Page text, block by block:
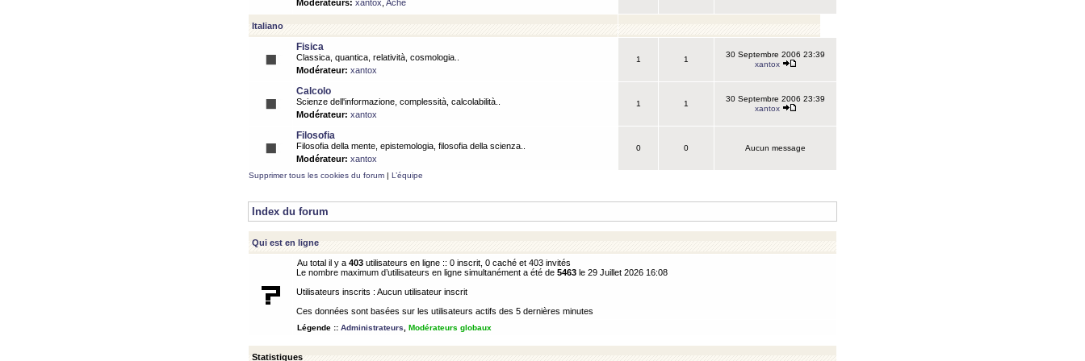
Modérateurs: xantox Ache
Italiano
Fisica
Classica, quantica, relatività, cosmologia..
Modérateur: xantox
1 1
30 Septembre 2006 23:39
xantox
Calcolo
Scienze dell'informazione, complessità, calcolabilità..
Modérateur: xantox
1 1
30 Septembre 2006 23:39
xantox
Filosofia
Filosofia della mente, epistemologia, filosofia della scienza..
Modérateur: xantox
0 0 Aucun message
Supprimer tous les cookies du forum | L’équipe
Index du forum
Qui est en ligne
Au total il y a 403 utilisateurs en ligne :: 0 inscrit, 0 caché et 403 invités
Le nombre maximum d’utilisateurs en ligne simultanément a été de 5463 le 29 Juillet 2026 16:08
Utilisateurs inscrits : Aucun utilisateur inscrit
Ces données sont basées sur les utilisateurs actifs des 5 dernières minutes
Légende :: Administrateurs Modérateurs globaux
Statistiques